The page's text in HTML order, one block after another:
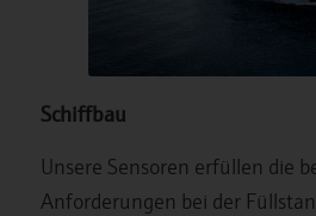
Schiffbau
Unsere Sensoren erfüllen die
Anforderungen bei der